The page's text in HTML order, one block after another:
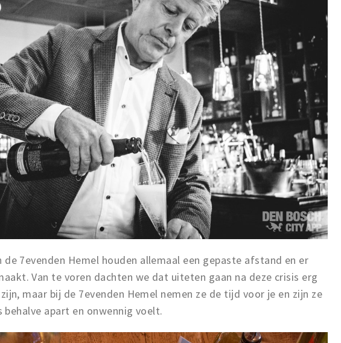
de 7evenden Hemel houden allemaal een gepaste afstand en er
Van te voren dachten we dat uiteten gaan na deze crisis erg
maar bij de 7evenden Hemel nemen ze de tijd voor je en zijn ze
apart en onwennig voelt.